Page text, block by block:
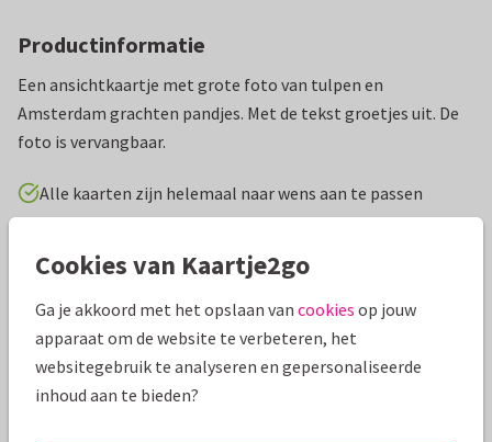
Productinformatie
Een ansichtkaartje met grote foto van tulpen en
Amsterdam grachten pandjes. Met de tekst groetjes uit. De
foto is vervangbaar.
Alle kaarten zijn helemaal naar wens aan te passen
Vakantiekaarten Rosemarijn
Specificaties bij deze kaart
Papiersoort: Glans
Cookies van Kaartje2go
Ga je akkoord met het opslaan van cookies op jouw
apparaat om de website te verbeteren, het
websitegebruik te analyseren en gepersonaliseerde
inhoud aan te bieden?